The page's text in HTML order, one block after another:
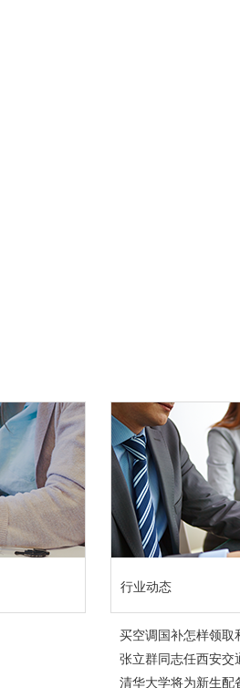
行业动态
买空调国补怎样领取
张立群同志任西安交